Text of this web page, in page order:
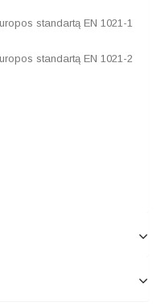
standartą EN 1021-1
standartą EN 1021-2